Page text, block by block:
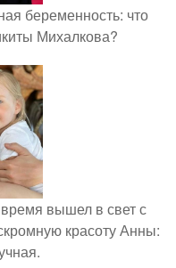
беременность: что
Михалкова?
вышел в свет с
красоту Анны: